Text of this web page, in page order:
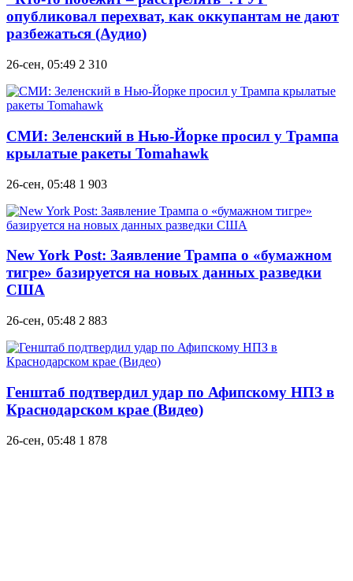
опубликовал перехват, как оккупантам не дают
разбежаться (Аудио)
26-сен, 05:49 2 310
СМИ: Зеленский в Нью-Йорке просил у Трампа
крылатые ракеты Tomahawk
26-сен, 05:48 1 903
New York Post: Заявление Трампа о «бумажном
тигре» базируется на новых данных разведки
США
26-сен, 05:48 2 883
Генштаб подтвердил удар по Афипскому НПЗ в
Краснодарском крае (Видео)
26-сен, 05:48 1 878